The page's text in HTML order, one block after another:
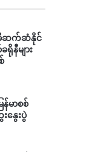
မိုဆက်ဆံနိုင်
ရိုနီများ
မာစစ်
နွေးပွဲ